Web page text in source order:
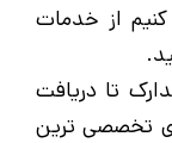
از خدمات
تا دریافت
ی تخصصی ترین